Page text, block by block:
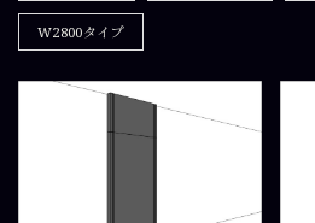
W2800タイプ